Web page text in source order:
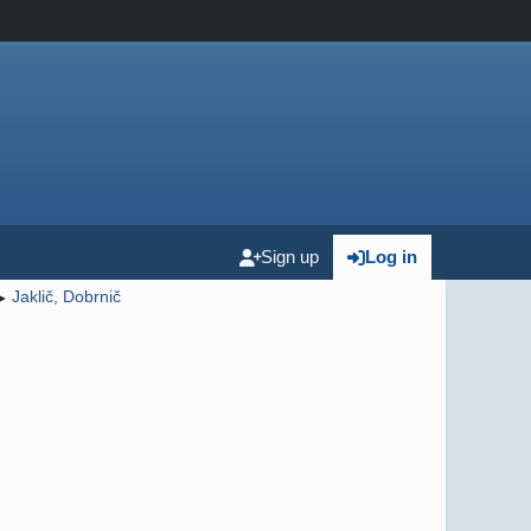
Log in
Sign up
► Jaklič, Dobrnič